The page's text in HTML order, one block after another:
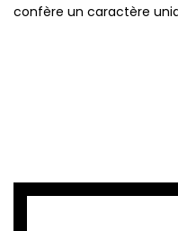
confère un caractère